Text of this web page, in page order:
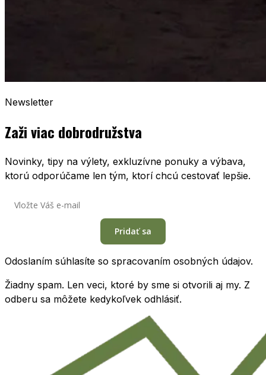
Newsletter
Zaži viac dobrodružstva
Novinky, tipy na výlety, exkluzívne ponuky a výbava,
ktorú odporúčame len tým, ktorí chcú cestovať lepšie.
Pridať sa
Odoslaním súhlasíte so spracovaním osobných údajov.
Žiadny spam. Len veci, ktoré by sme si otvorili aj my. Z
odberu sa môžete kedykoľvek odhlásiť.